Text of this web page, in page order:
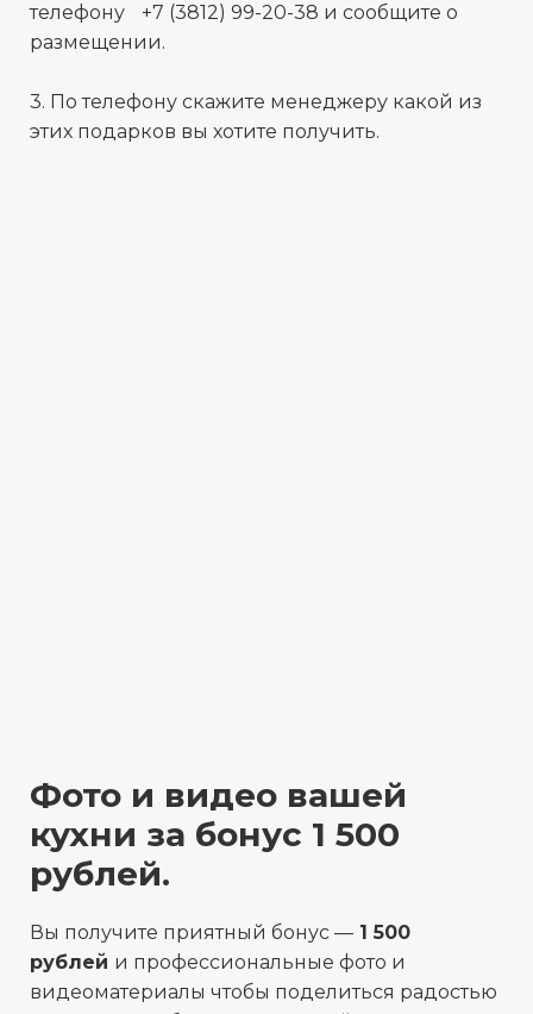
телефону +7 (3812) 99-20-38 и сообщите о
размещении.
3. По телефону скажите менеджеру какой из
этих подарков вы хотите получить.
Фото и видео вашей
кухни за бонус 1 500
рублей.
Вы получите приятный бонус — 1 500
рублей и профессиональные фото и
видеоматериалы чтобы поделиться радостью